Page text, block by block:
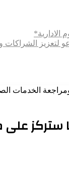
الادارية*
لتعزيز
ومراجعة الخدمات
ستركز